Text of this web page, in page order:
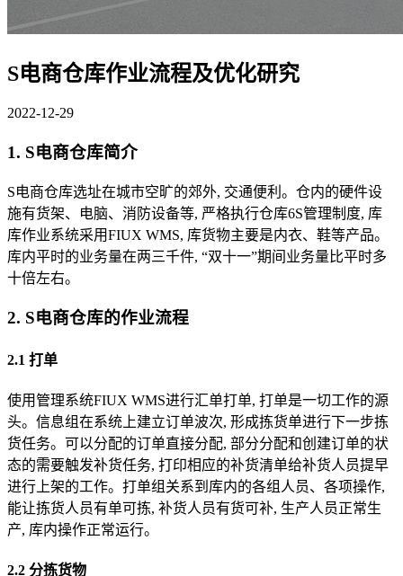
S电商仓库作业流程及优化研究
2022-12-29
1. S电商仓库简介
S电商仓库选址在城市空旷的郊外, 交通便利。仓内的硬件设
施有货架、电脑、消防设备等, 严格执行仓库6S管理制度, 库
库作业系统采用FIUX WMS, 库货物主要是内衣、鞋等产品。
库内平时的业务量在两三千件, “双十一”期间业务量比平时多
十倍左右。
2. S电商仓库的作业流程
2.1 打单
使用管理系统FIUX WMS进行汇单打单, 打单是一切工作的源
头。信息组在系统上建立订单波次, 形成拣货单进行下一步拣
货任务。可以分配的订单直接分配, 部分分配和创建订单的状
态的需要触发补货任务, 打印相应的补货清单给补货人员提早
进行上架的工作。打单组关系到库内的各组人员、各项操作,
能让拣货人员有单可拣, 补货人员有货可补, 生产人员正常生
产, 库内操作正常运行。
2.2 分拣货物